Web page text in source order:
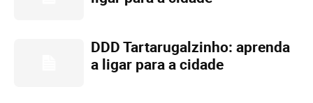
DDD Tartarugalzinho: aprenda
a ligar para a cidade